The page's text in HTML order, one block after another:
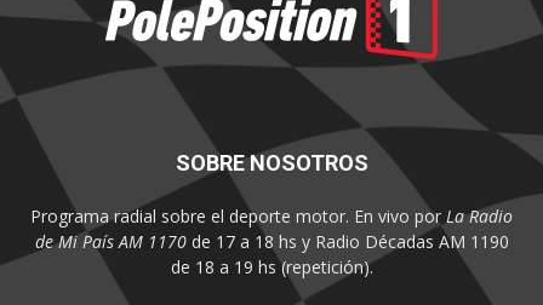
SOBRE NOSOTROS
Programa radial sobre el deporte motor. En vivo por La Radio
de Mi País AM 1170de 17 a 18 hs y Radio Décadas AM 1190
de 18 a 19 hs (repetición).